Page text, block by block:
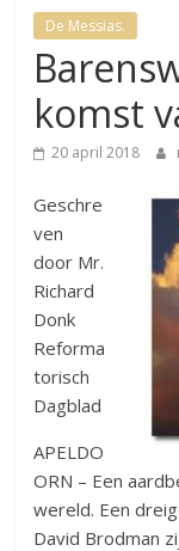
De Messias.
komst
20 april 2018
Geschre
ven
door Mr.
Richard
Donk
Reforma
torisch
Dagblad
APELDO
ORN – Een
wereld. Een
David Brodman